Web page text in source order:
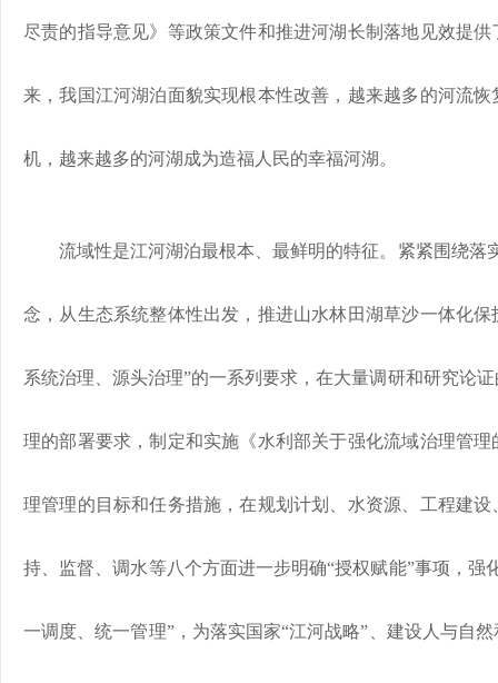
尽责的指导意见》等政策文件和推进河湖长制落地见效提
来，我国江河湖泊面貌实现根本性改善，越来越多的河流
机，越来越多的河湖成为造福人民的幸福河湖。
流域性是江河湖泊最根本、最鲜明的特征。紧紧围绕落
念，从生态系统整体性出发，推进山水林田湖草沙一体化
系统治理、源头治理”的一系列要求，在大量调研和研究论
理的部署要求，制定和实施《水利部关于强化流域治理管
理管理的目标和任务措施，在规划计划、水资源、工程建
持、监督、调水等八个方面进一步明确“授权赋能”事项，强
一调度、统一管理”，为落实国家“江河战略”、建设人与自